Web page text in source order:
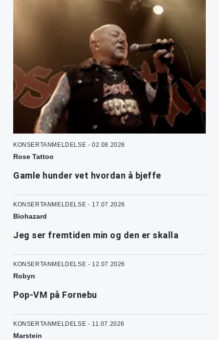
KONSERTANMELDELSE - 02.08.2026
Rose Tattoo
Gamle hunder vet hvordan å bjeffe
KONSERTANMELDELSE - 17.07.2026
Biohazard
Jeg ser fremtiden min og den er skalla
KONSERTANMELDELSE - 12.07.2026
Robyn
Pop-VM på Fornebu
KONSERTANMELDELSE - 11.07.2026
Marstein